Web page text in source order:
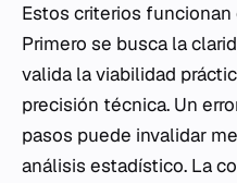
Estos criterios
Primero se busca la
valida la viabilidad
precisión técnica. Un
pasos puede invalidar
análisis estadístico. La